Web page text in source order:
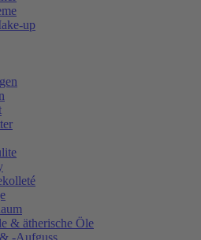
up
& ätherische Öle
-Aufguss